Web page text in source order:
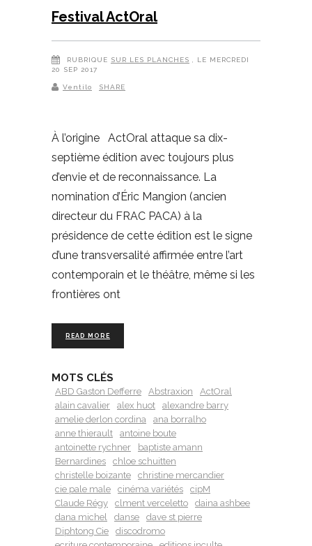
Festival ActOral
RUBRIQUE SUR LES PLANCHES , LE MERCREDI
20 SEP 2017
Ventilo SHARE
À l’origine ActOral attaque sa dix-
septième édition avec toujours plus
d’envie et de reconnaissance. La
nomination d’Éric Mangion (ancien
directeur du FRAC PACA) à la
présidence de cette édition est le signe
d’une transversalité affirmée entre l’art
contemporain et le théâtre, même si les
frontières ont
READ MORE
MOTS CLÉS
ABD Gaston Defferre Abstraxion
ActOral
alain cavalier
alex huot
alexandre barry
amelie derlon cordina
ana borralho
anne thierault
antoine boute
antoinette rychner
baptiste amann
Bernardines
chloe schuitten
christelle boizante
christine mercandier
cie pale male
cinéma variétés
cipM
Claude Régy
clment verceletto
daina ashbee
dana michel
danse
dave st pierre
Diphtong Cie
discodromo